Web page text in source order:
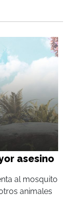
asesino
al mosquito
animales